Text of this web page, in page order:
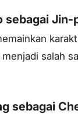
sebagai Jin-
salah
sebagai